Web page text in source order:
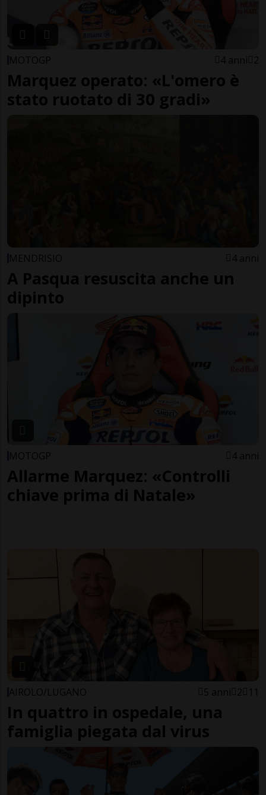
MOTOGP 4 anni 2
Marquez operato: «L'omero è
stato ruotato di 30 gradi»
MENDRISIO 4 anni
A Pasqua resuscita anche un
dipinto
MOTOGP 4 anni
Allarme Marquez: «Controlli
chiave prima di Natale»
AIROLO/LUGANO 5 anni 2 11
In quattro in ospedale, una
famiglia piegata dal virus